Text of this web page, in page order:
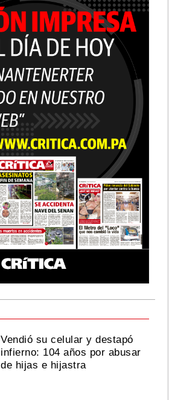
Vendió su celular y destapó
infierno: 104 años por abusar
de hijas e hijastra